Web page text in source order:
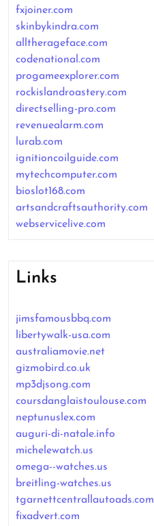
fxjoiner.com
skinbykindra.com
alltherageface.com
codenational.com
progameexplorer.com
rockislandroastery.com
directselling-pro.com
revenuealarm.com
lurab.com
ignitioncoilguide.com
mytechcomputer.com
bioslot168.com
artsandcraftsauthority.com
webservicelive.com
Links
jimsfamousbbq.com
libertywalk-usa.com
australiamovie.net
gizmobird.co.uk
mp3djsong.com
coursdanglaistoulouse.com
neptunuslex.com
auguri-di-natale.info
michelewatch.us
omega--watches.us
breitling-watches.us
tgarnettcentrallautoads.com
fixadvert.com